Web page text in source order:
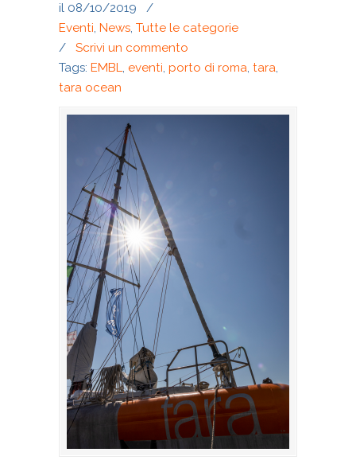
il 08/10/2019
/
Eventi, News, Tutte le categorie
/ Scrivi un commento
Tags: EMBL, eventi, porto di roma, tara,
tara ocean